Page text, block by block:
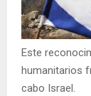
Este
humanitarios
cabo Israel.